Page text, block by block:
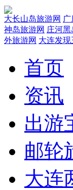
大长山岛旅游网 广
神岛旅游网 庄河黑
外旅游网 大连发现
首页
资讯
出游
邮轮
大连